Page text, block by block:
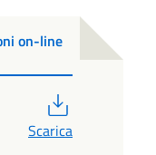
on-line
Scarica